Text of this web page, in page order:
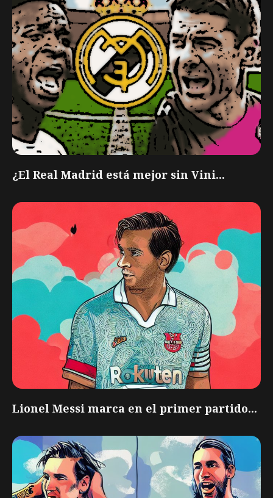
¿El Real Madrid está mejor sin Vini...
Lionel Messi marca en el primer partido...